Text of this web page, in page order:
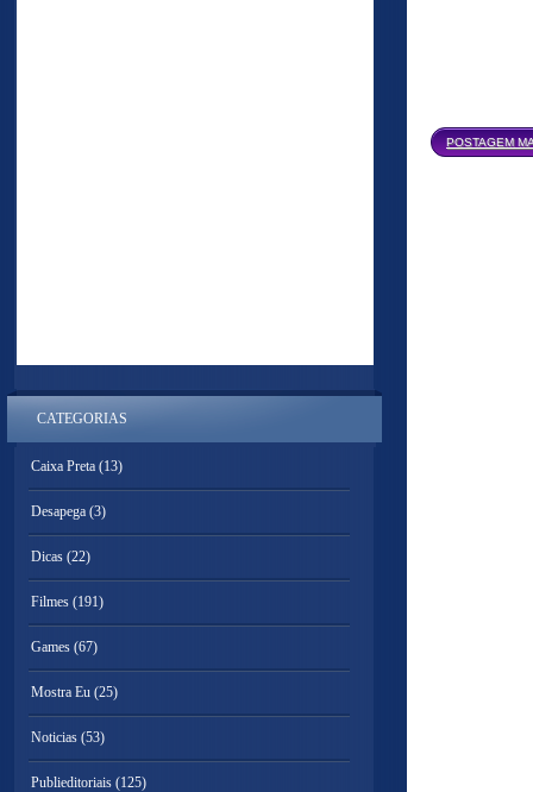
POSTAGEM
CATEGORIAS
Caixa Preta (13)
Desapega (3)
Dicas (22)
Filmes (191)
Games (67)
Mostra Eu (25)
Noticias (53)
Publieditoriais (125)